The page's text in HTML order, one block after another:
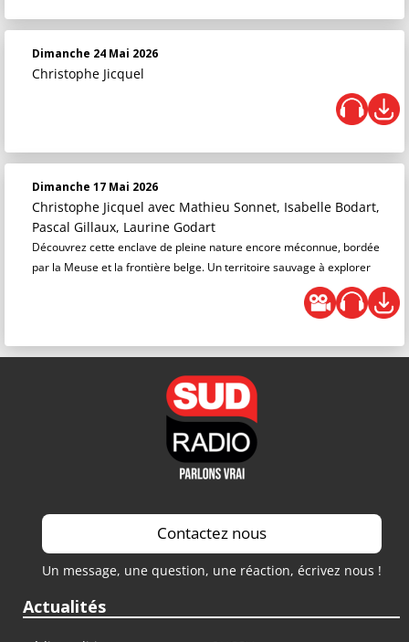
Dimanche 24 Mai 2026
Christophe Jicquel
Dimanche 17 Mai 2026
Christophe Jicquel avec Mathieu Sonnet, Isabelle Bodart,
Pascal Gillaux, Laurine Godart
Découvrez cette enclave de pleine nature encore méconnue, bordée
par la Meuse et la frontière belge. Un territoire sauvage à explorer
Contactez nous
Un message, une question, une réaction, écrivez nous !
Actualités